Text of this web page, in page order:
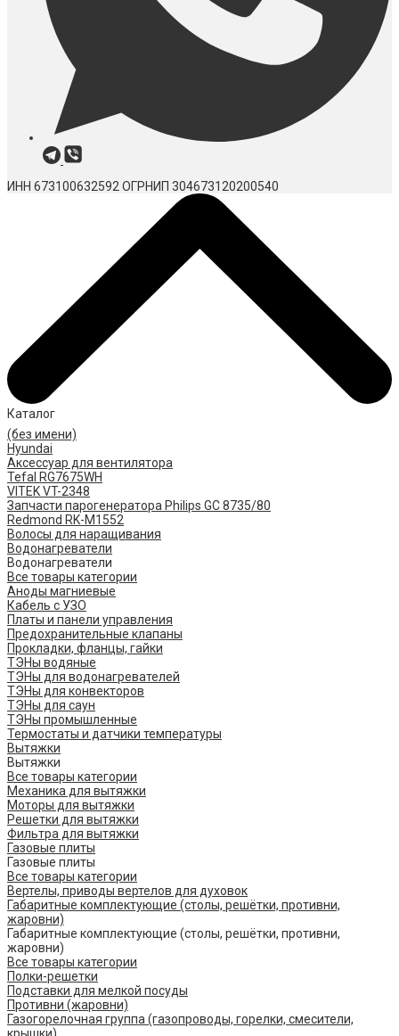
ИНН 673100632592 ОГРНИП 304673120200540
Каталог
(без имени)
Hyundai
Аксессуар для вентилятора
Tefal RG7675WH
VITEK VT-2348
Запчасти парогенератора Philips GC 8735/80
Redmond RK-M1552
Волосы для наращивания
Водонагреватели
Водонагреватели
Все товары категории
Аноды магниевые
Кабель с УЗО
Платы и панели управления
Предохранительные клапаны
Прокладки, фланцы, гайки
ТЭНы водяные
ТЭНы для водонагревателей
ТЭНы для конвекторов
ТЭНы для саун
ТЭНы промышленные
Термостаты и датчики температуры
Вытяжки
Вытяжки
Все товары категории
Механика для вытяжки
Моторы для вытяжки
Решетки для вытяжки
Фильтра для вытяжки
Газовые плиты
Газовые плиты
Все товары категории
Вертелы, приводы вертелов для духовок
Габаритные комплектующие (столы, решётки, противни,
жаровни)
Габаритные комплектующие (столы, решётки, противни,
жаровни)
Все товары категории
Полки-решетки
Подставки для мелкой посуды
Противни (жаровни)
Газогорелочная группа (газопроводы, горелки, смесители,